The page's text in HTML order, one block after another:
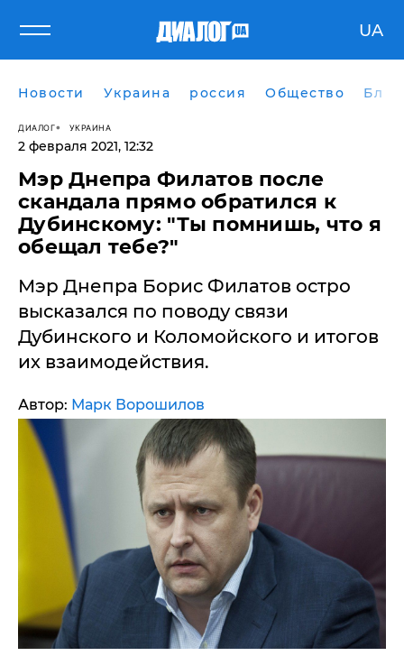
UA
Новости Украина россия Общество
ДИАЛОГ УКРАИНА
2 февраля 2021, 12:32
Мэр Днепра Филатов после
скандала прямо обратился к
Дубинскому: "Ты помнишь, что я
обещал тебе?"
Мэр Днепра Борис Филатов остро
высказался по поводу связи
Дубинского и Коломойского и итогов
их взаимодействия.
Автор: Марк Ворошилов